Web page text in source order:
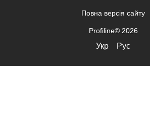
Повна версія сайту
Profiline© 2026
Укр Рус